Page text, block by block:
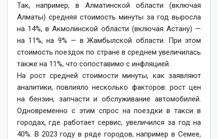
Так, например, в Алматинской области (включая
Алматы) средняя стоимость минуты за год выросла
на 14%, в Акмолинской области (включая Астану) —
на 11%, на 9% — в Жамбылской области. При этом
стоимость поездок по стране в среднем увеличилась
также на 11%, что сопоставимо с инфляцией.
На рост средней стоимости минуты, как заявляют
аналитики, повлияло несколько факторов: рост цен
на бензин, запчасти и обслуживание автомобилей.
Одновременно с этим спрос на поездки в такси в
городах, где работает сервис, увеличился за год на
40%. В 2023 году в ряде городов, например в Семее,